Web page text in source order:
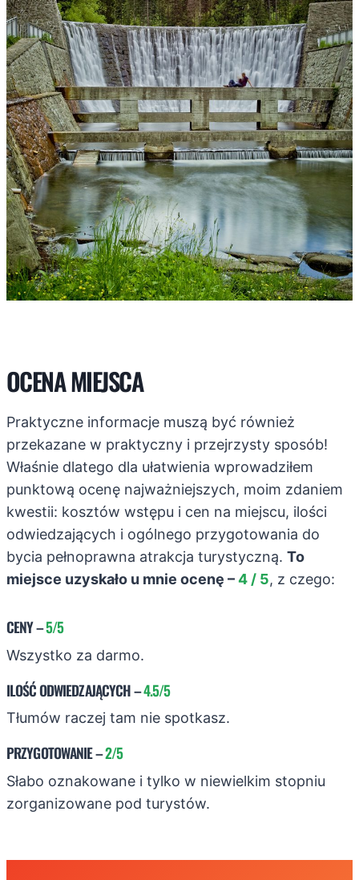
OCENA MIEJSCA
Praktyczne informacje muszą być również
przekazane w praktyczny i przejrzysty sposób!
Właśnie dlatego dla ułatwienia wprowadziłem
punktową ocenę najważniejszych, moim zdaniem
kwestii: kosztów wstępu i cen na miejscu, ilości
odwiedzających i ogólnego przygotowania do
bycia pełnoprawna atrakcja turystyczną. To
miejsce uzyskało u mnie ocenę –4 / 5, z czego:
CENY–5/5
Wszystko za darmo.
ILOŚĆ ODWIEDZAJĄCYCH–4.5/5
Tłumów raczej tam nie spotkasz.
PRZYGOTOWANIE–2/5
Słabo oznakowane i tylko w niewielkim stopniu
zorganizowane pod turystów.